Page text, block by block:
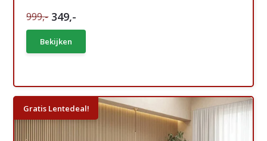
999,- 349,-
Bekijken
Gratis Lentedeal!